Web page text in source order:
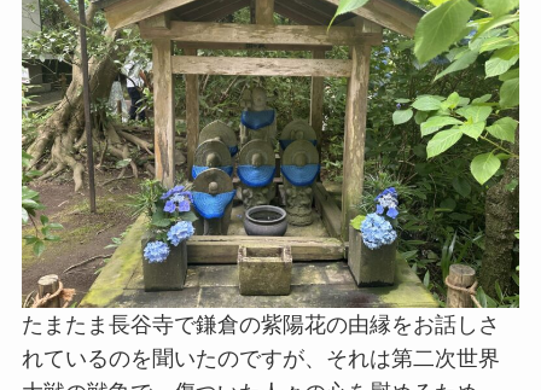
たまたま長谷寺で鎌倉の紫陽花の由縁をお話しさ
れているのを聞いたのですが、それは第二次世界